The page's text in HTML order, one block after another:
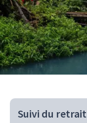
Suivi du retrait